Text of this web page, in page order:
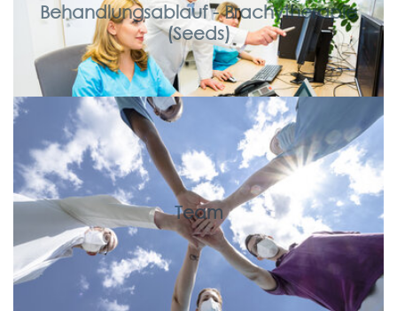
Behandlungsablauf - Brachytherapie
(Seeds)
Team